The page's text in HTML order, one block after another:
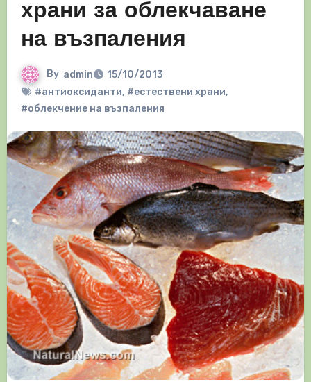
храни за облекчаване
на възпаления
By admin
15/10/2013
#антиоксиданти, #естествени храни,
#облекчение на възпаления